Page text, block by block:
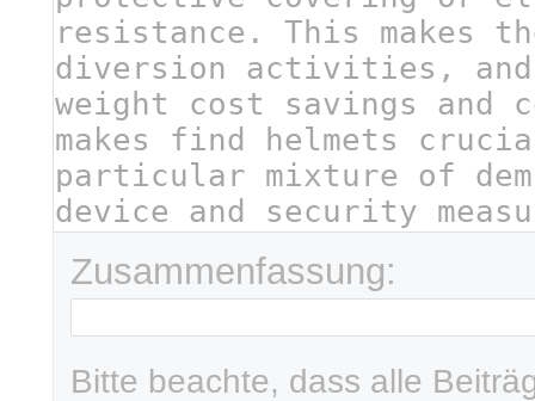
Zusammenfassung:
Bitte beachte, dass alle